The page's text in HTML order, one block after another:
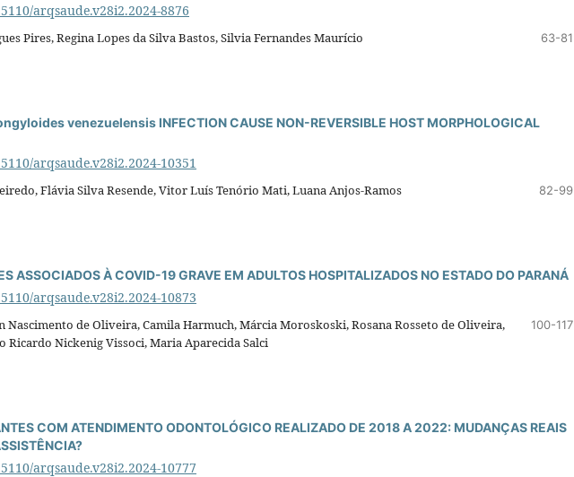
arqsaude.v28i2.2024-8876
Pires, Regina Lopes da Silva Bastos, Silvia Fernandes Maurício 63-81
venezuelensis INFECTION CAUSE NON-REVERSIBLE HOST MORPHOLOGICAL
arqsaude.v28i2.2024-10351
Flávia Silva Resende, Vitor Luís Tenório Mati, Luana Anjos-Ramos 82-99
ASSOCIADOS À COVID-19 GRAVE EM ADULTOS HOSPITALIZADOS NO ESTADO DO PARANÁ
arqsaude.v28i2.2024-10873
Nascimento de Oliveira, Camila Harmuch, Márcia Moroskoski, Rosana Rosseto de Oliveira,
Ricardo Nickenig Vissoci, Maria Aparecida Salci
100-117
COM ATENDIMENTO ODONTOLÓGICO REALIZADO DE 2018 A 2022: MUDANÇAS REAIS
arqsaude.v28i2.2024-10777